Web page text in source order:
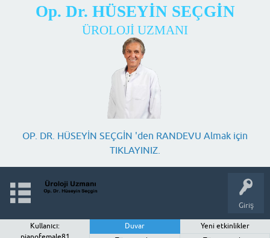
Op. Dr. HÜSEYİN SEÇGİN
ÜROLOJİ UZMANI
OP. DR. HÜSEYİN SEÇGİN 'den RANDEVU Almak için
TIKLAYINIZ.
Giriş
Kullanıcı:
Duvar
Yeni etkinlikler